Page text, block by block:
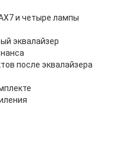
и четыре лампы
эквалайзер
после эквалайзера